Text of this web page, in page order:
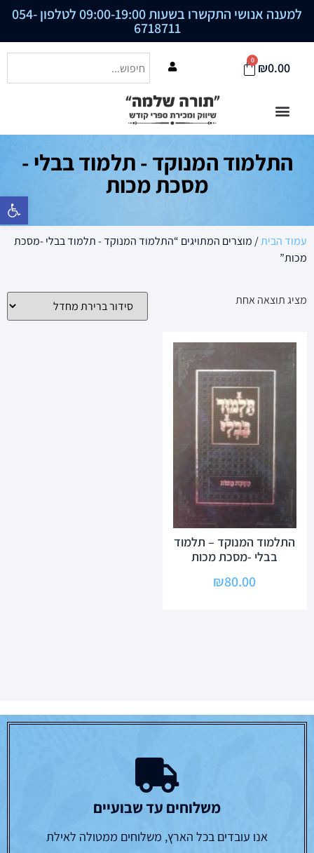
פתח סרגל
למענה אנושי התקשרו בשעות 09:00-19:00 לטלפון 054-
6718711
₪0.00
0
התלמוד המנוקד - תלמוד בבלי -
מסכת מכות
עמוד הבית/ מוצרים המתויגים “התלמוד המנוקד - תלמוד בבלי -מסכת
מכות”
מציג תוצאה אחת
התלמוד המנוקד – תלמוד
בבלי -מסכת מכות
₪80.00
משלוחים עד שבועיים
אנו עובדים בכל הארץ, משלוחים ממטולה לאילת